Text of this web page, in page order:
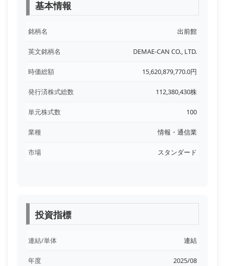
基本情報
銘柄名 出前館
英文銘柄名 DEMAE-CAN CO., LTD.
時価総額 15,620,879,770.0円
発行済株式総数 112,380,430株
単元株式数 100
業種 情報・通信業
市場 スタンダード
投資指標
連結/単体 連結
年度 2025/08